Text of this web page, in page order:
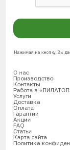
Нажимая на кнопку, Вы
О нас
Производство
Контакты
Работа в
Услуги
Доставка
Оплата
Гарантии
Акции
FAQ
Статьи
Карта сайта
Политика